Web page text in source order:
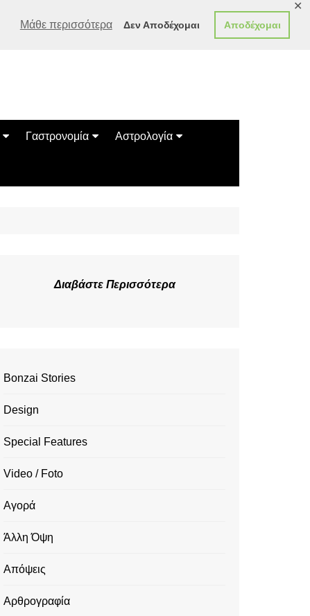
Μάθε περισσότερα Δεν Αποδέχομαι Αποδέχομαι
✕
Γαστρονομία
Συνταγές
Αστρολογία
Κινέζικο Ωροσκόπιο
Διαβάστε Περισσότερα
Bonzai Stories
Design
Special Features
Video / Foto
Αγορά
Άλλη Όψη
Απόψεις
Αρθρογραφία